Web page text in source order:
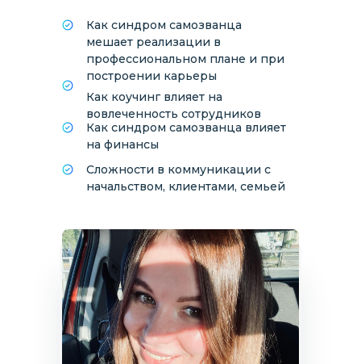
Как синдром самозванца
мешает реализации в
профессиональном плане и при
построении карьеры
Как синдром самозванца влияет
на финансы
Сложности в коммуникации с
начальством, клиентами, семьей
Как коучинг влияет на
вовлеченность сотрудников